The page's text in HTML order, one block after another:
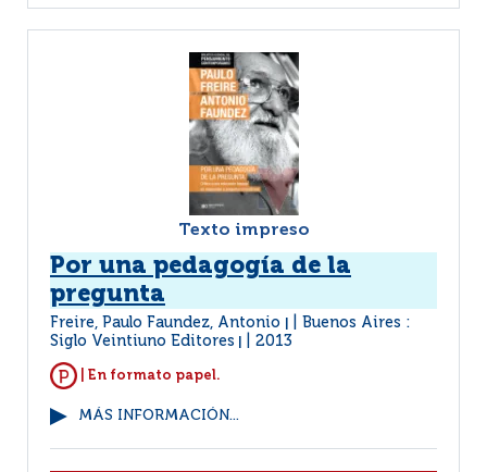
Texto impreso
Por una pedagogía de la
pregunta
Freire, Paulo Faundez, Antonio
Buenos Aires :
Siglo Veintiuno Editores
2013
| En formato papel.
MÁS INFORMACIÓN...